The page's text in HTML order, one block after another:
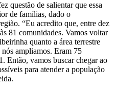
questão de salientar que essa
de famílias, dado o
“Eu acredito que, entre dez
81 comunidades. Vamos voltar
quanto a área terrestre
nós ampliamos. Eram 75
Então, vamos buscar chegar ao
para atender a população